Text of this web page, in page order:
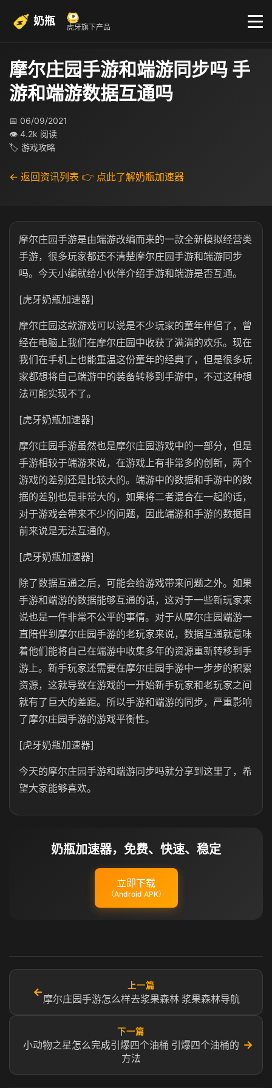
奶瓶 虎牙旗下产品
摩尔庄园手游和端游同步吗 手
游和端游数据互通吗
📅 06/09/2021
👁 4.2k 阅读
🏷 游戏攻略
← 返回资讯列表 👉 点此了解奶瓶加速器
摩尔庄园手游是由端游改编而来的一款全新模拟经营类
手游，很多玩家都还不清楚摩尔庄园手游和端游同步
吗。今天小编就给小伙伴介绍手游和端游是否互通。
[虎牙奶瓶加速器]
摩尔庄园这款游戏可以说是不少玩家的童年伴侣了，曾
经在电脑上我们在摩尔庄园中收获了满满的欢乐。现在
我们在手机上也能重温这份童年的经典了，但是很多玩
家都想将自己端游中的装备转移到手游中，不过这种想
法可能实现不了。
[虎牙奶瓶加速器]
摩尔庄园手游虽然也是摩尔庄园游戏中的一部分，但是
手游相较于端游来说，在游戏上有非常多的创新，两个
游戏的差别还是比较大的。端游中的数据和手游中的数
据的差别也是非常大的，如果将二者混合在一起的话，
对于游戏会带来不少的问题，因此端游和手游的数据目
前来说是无法互通的。
[虎牙奶瓶加速器]
除了数据互通之后，可能会给游戏带来问题之外。如果
手游和端游的数据能够互通的话，这对于一些新玩家来
说也是一件非常不公平的事情。对于从摩尔庄园端游一
直陪伴到摩尔庄园手游的老玩家来说，数据互通就意味
着他们能将自己在端游中收集多年的资源重新转移到手
游上。新手玩家还需要在摩尔庄园手游中一步步的积累
资源，这就导致在游戏的一开始新手玩家和老玩家之间
就有了巨大的差距。所以手游和端游的同步，严重影响
了摩尔庄园手游的游戏平衡性。
[虎牙奶瓶加速器]
今天的摩尔庄园手游和端游同步吗就分享到这里了，希
望大家能够喜欢。
奶瓶加速器，免费、快速、稳定
立即下载
（Android APK）
←
上一篇
摩尔庄园手游怎么样去浆果森林 浆果森林导航
下一篇
小动物之星怎么完成引爆四个油桶 引爆四个油桶的
方法
→